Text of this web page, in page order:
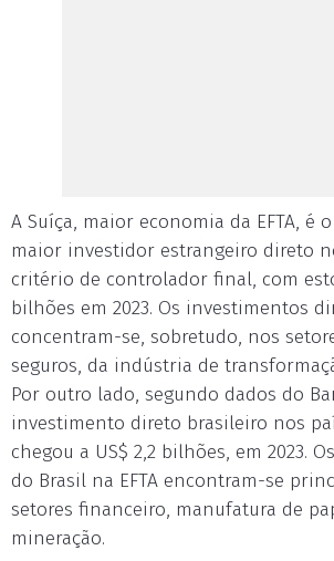
A Suíça, maior economia da EFTA, é
maior investidor estrangeiro direto
critério de controlador final, com
bilhões em 2023. Os investimentos
concentram-se, sobretudo, nos
seguros, da indústria de
Por outro lado, segundo dados do
investimento direto brasileiro nos
chegou a US$ 2,2 bilhões, em 2023.
do Brasil na EFTA encontram-se
setores financeiro, manufatura de
mineração.